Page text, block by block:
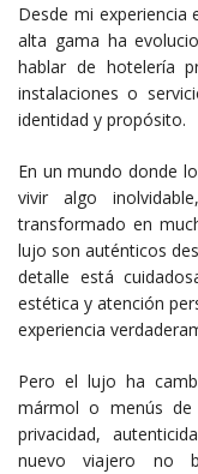
Desde mi
alta gama ha
hablar de hotelería
instalaciones o
identidad y propósito.
En un mundo donde
vivir algo
transformado en
lujo son auténticos
detalle está
estética y atención
experiencia
Pero el lujo ha
mármol o menús
privacidad,
nuevo viajero no